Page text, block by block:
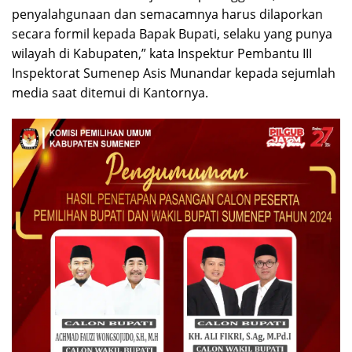
penyalahgunaan dan semacamnya harus dilaporkan
secara formil kepada Bapak Bupati, selaku yang punya
wilayah di Kabupaten,” kata Inspektur Pembantu III
Inspektorat Sumenep Asis Munandar kepada sejumlah
media saat ditemui di Kantornya.